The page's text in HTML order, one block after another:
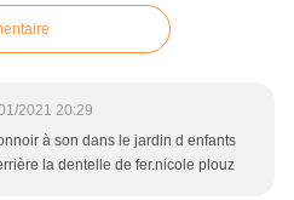
2021 20:29
à son dans le jardin d enfants
la dentelle de fer.nicole plouz